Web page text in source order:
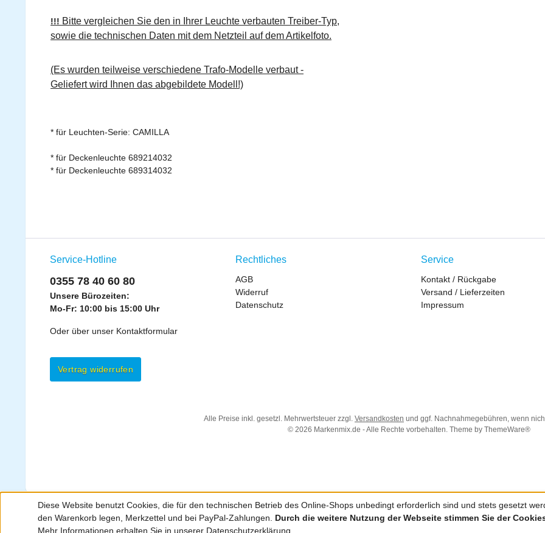
!!! Bitte vergleichen Sie den in Ihrer Leuchte verbauten Treiber-Typ,
sowie die technischen Daten mit dem Netzteil auf dem Artikelfoto.
(Es wurden teilweise verschiedene Trafo-Modelle verbaut -
Geliefert wird Ihnen das abgebildete Modell!)
* für Leuchten-Serie: CAMILLA
* für Deckenleuchte 689214032
* für Deckenleuchte 689314032
Service-Hotline
0355 78 40 60 80
Unsere Bürozeiten:
Mo-Fr: 10:00 bis 15:00 Uhr
Oder über unser Kontaktformular
Vertrag widerrufen
Rechtliches
AGB
Widerruf
Datenschutz
Service
Kontakt / Rückgabe
Versand / Lieferzeiten
Impressum
Alle Preise inkl. gesetzl. Mehrwertsteuer zzgl. Versandkosten und ggf. Nachnahmegebühren, wenn
© 2026 Markenmix.de - Alle Rechte vorbehalten. Theme by ThemeWare®
Diese Website benutzt Cookies, die für den technischen Betrieb des Online-Shops unbedingt erforderlich sind und stets gesetzt
den Warenkorb legen, Merkzettel und bei PayPal-Zahlungen. Durch die weitere Nutzung der Webseite stimmen Sie der
Mehr Informationen erhalten Sie in unserer Datenschutzerklärung.